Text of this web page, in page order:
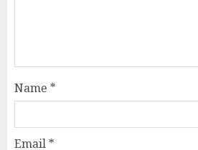
Name *
Email *